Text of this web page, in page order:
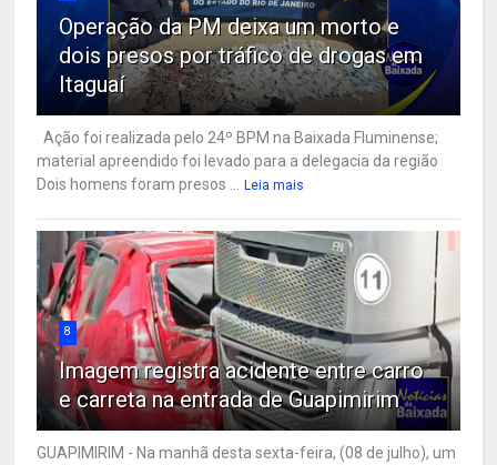
Operação da PM deixa um morto e
dois presos por tráfico de drogas em
Itaguaí
Ação foi realizada pelo 24º BPM na Baixada Fluminense;
material apreendido foi levado para a delegacia da região
Dois homens foram presos ...
Leia mais
8
Imagem registra acidente entre carro
e carreta na entrada de Guapimirim
GUAPIMIRIM - Na manhã desta sexta-feira, (08 de julho), um